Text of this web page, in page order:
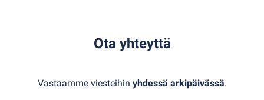
Ota yhteyttä
Vastaamme viesteihin yhdessä arkipäivässä.